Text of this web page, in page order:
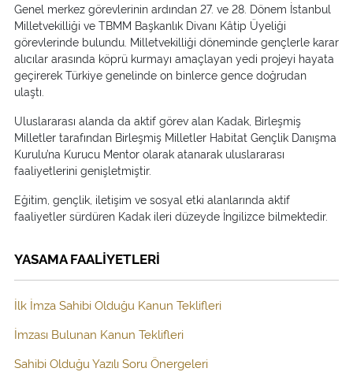
Genel merkez görevlerinin ardından 27. ve 28. Dönem İstanbul
Milletvekilliği ve TBMM Başkanlık Divanı Kâtip Üyeliği
görevlerinde bulundu. Milletvekilliği döneminde gençlerle karar
alıcılar arasında köprü kurmayı amaçlayan yedi projeyi hayata
geçirerek Türkiye genelinde on binlerce gence doğrudan
ulaştı.
Uluslararası alanda da aktif görev alan Kadak, Birleşmiş
Milletler tarafından Birleşmiş Milletler Habitat Gençlik Danışma
Kurulu’na Kurucu Mentor olarak atanarak uluslararası
faaliyetlerini genişletmiştir.
Eğitim, gençlik, iletişim ve sosyal etki alanlarında aktif
faaliyetler sürdüren Kadak ileri düzeyde İngilizce bilmektedir.
YASAMA FAALİYETLERİ
İlk İmza Sahibi Olduğu Kanun Teklifleri
İmzası Bulunan Kanun Teklifleri
Sahibi Olduğu Yazılı Soru Önergeleri